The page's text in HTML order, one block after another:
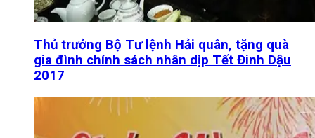
Thủ trưởng Bộ Tư lệnh Hải quân, tặng quà
gia đình chính sách nhân dịp Tết Đinh Dậu
2017